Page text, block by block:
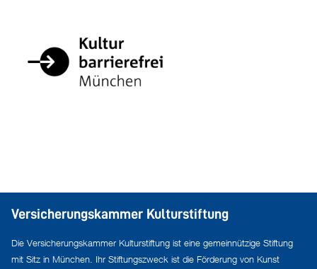
Versicherungskammer Kulturstiftung
Die Versicherungskammer Kulturstiftung ist eine gemeinnützige Stiftung
mit Sitz in München. Ihr Stiftungszweck ist die Förderung von Kunst